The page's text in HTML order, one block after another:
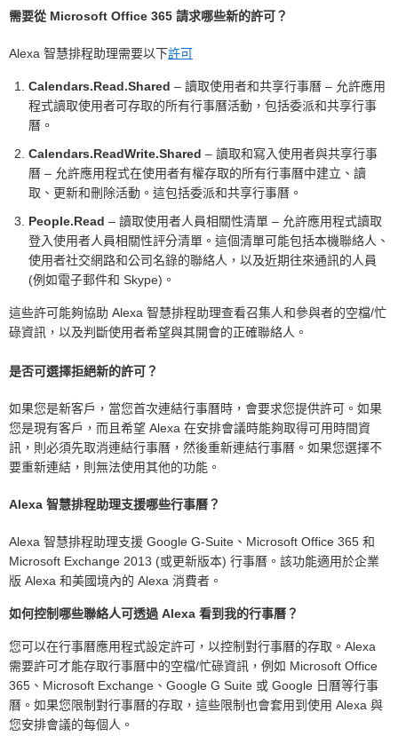
需要從 Microsoft Office 365 請求哪些新的許可？
Alexa 智慧排程助理需要以下許可
Calendars.Read.Shared – 讀取使用者和共享行事曆 – 允許應用
程式讀取使用者可存取的所有行事曆活動，包括委派和共享行事
曆。
Calendars.ReadWrite.Shared – 讀取和寫入使用者與共享行事
曆 – 允許應用程式在使用者有權存取的所有行事曆中建立、讀
取、更新和刪除活動。這包括委派和共享行事曆。
People.Read – 讀取使用者人員相關性清單 – 允許應用程式讀取
登入使用者人員相關性評分清單。這個清單可能包括本機聯絡人、
使用者社交網路和公司名錄的聯絡人，以及近期往來通訊的人員
(例如電子郵件和 Skype)。
這些許可能夠協助 Alexa 智慧排程助理查看召集人和參與者的空檔/忙
碌資訊，以及判斷使用者希望與其開會的正確聯絡人。
是否可選擇拒絕新的許可？
如果您是新客戶，當您首次連結行事曆時，會要求您提供許可。如果
您是現有客戶，而且希望 Alexa 在安排會議時能夠取得可用時間資
訊，則必須先取消連結行事曆，然後重新連結行事曆。如果您選擇不
要重新連結，則無法使用其他的功能。
Alexa 智慧排程助理支援哪些行事曆？
Alexa 智慧排程助理支援 Google G-Suite、Microsoft Office 365 和
Microsoft Exchange 2013 (或更新版本) 行事曆。該功能適用於企業
版 Alexa 和美國境內的 Alexa 消費者。
如何控制哪些聯絡人可透過 Alexa 看到我的行事曆？
您可以在行事曆應用程式設定許可，以控制對行事曆的存取。Alexa
需要許可才能存取行事曆中的空檔/忙碌資訊，例如 Microsoft Office
365、Microsoft Exchange、Google G Suite 或 Google 日曆等行事
曆。如果您限制對行事曆的存取，這些限制也會套用到使用 Alexa 與
您安排會議的每個人。